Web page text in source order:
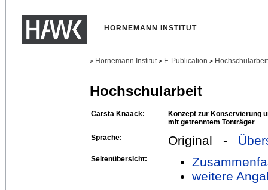
HORNEMANN INSTITUT
> Hornemann Institut > E-Publication >
Hochschularbeit
Carsta Knaack:
Konzept zur Konservierung
mit getrenntem Tonträger
Sprache:
Original -
Seitenübersicht:
weitere